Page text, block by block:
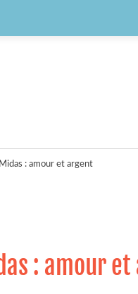
: amour et argent
: amour